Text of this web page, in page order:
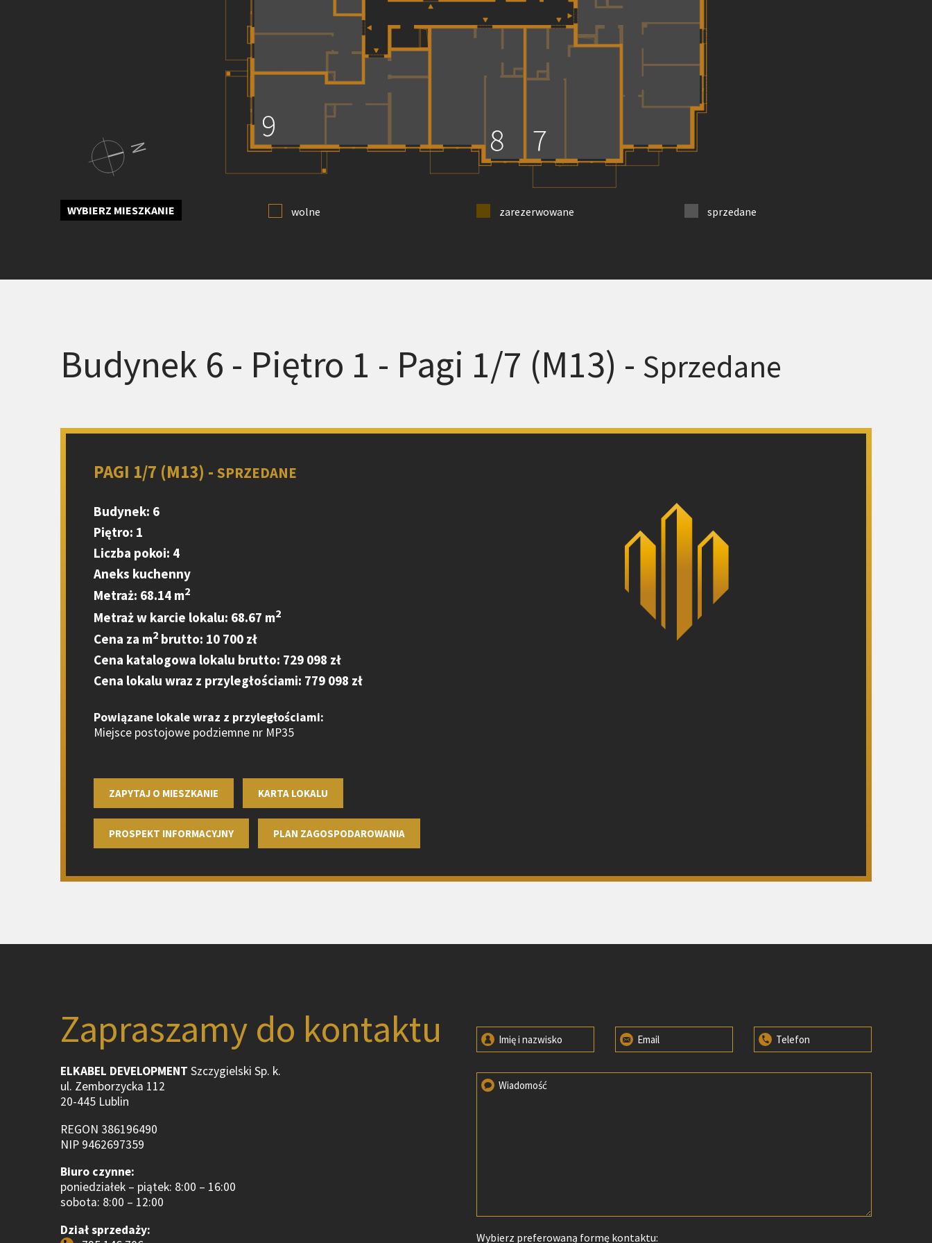
WYBIERZ MIESZKANIE wolne zarezerwowane sprzedane
Budynek 6 - Piętro 1 - Pagi 1/7 (M13) - Sprzedane
PAGI 1/7 (M13) - SPRZEDANE
Budynek: 6
Piętro: 1
Liczba pokoi: 4
Aneks kuchenny
Metraż: 68.14 m2
Metraż w karcie lokalu: 68.67 m2
Cena za m2 brutto: 10 700 zł
Cena katalogowa lokalu brutto: 729 098 zł
Cena lokalu wraz z przyległościami: 779 098 zł
Powiązane lokale wraz z przyległościami:
Miejsce postojowe podziemne nr MP35
ZAPYTAJ O MIESZKANIE KARTA LOKALU
PROSPEKT INFORMACYJNY PLAN ZAGOSPODAROWANIA
Zapraszamy do kontaktu
ELKABEL DEVELOPMENT Szczygielski Sp. k.
ul. Zemborzycka 112
20-445 Lublin
REGON 386196490
NIP 9462697359
Biuro czynne:
poniedziałek – piątek: 8:00 – 16:00
sobota: 8:00 – 12:00
Dział sprzedaży:
Imię i nazwisko Email Telefon
Wiadomość
Wybierz preferowaną formę kontaktu: